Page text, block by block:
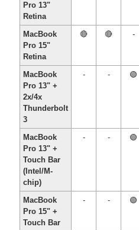
Pro 13"
Retina
MacBook
Pro 15"
Retina
🔴 🔴 -
MacBook
Pro 13" +
2x/4x
Thunderbolt
3
- - 🟢
MacBook
Pro 13" +
Touch Bar
(Intel/M-
chip)
- - 🟢
MacBook
Pro 15" +
Touch Bar
- - 🟢